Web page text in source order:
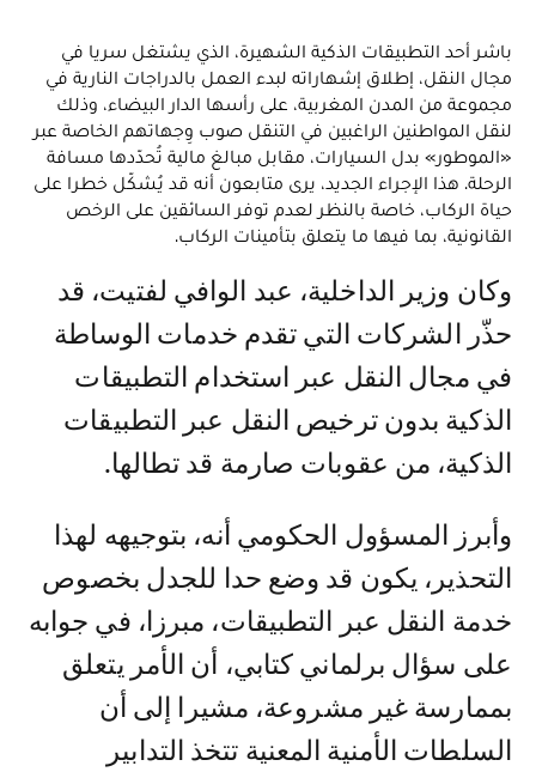
باشر أحد التطبيقات الذكية الشهيرة، الذي يشتغل سريا في
مجال النقل، إطلاق إشهاراته لبدء العمل بالدراجات النارية في
مجموعة من المدن المغربية، على رأسها الدار البيضاء، وذلك
لنقل المواطنين الراغبين في التنقل صوب وِجهاتهم الخاصة عبر
«الموطور» بدل السيارات، مقابل مبالغ مالية تُحدّدها مسافة
الرحلة. هذا الإجراء الجديد، يرى متابعون أنه قد يُشكّل خطرا على
حياة الركاب، خاصة بالنظر لعدم توفر السائقين على الرخص
القانونية، بما فيها ما يتعلق بتأمينات الركاب.
وكان وزير الداخلية، عبد الوافي لفتيت، قد
حذّر الشركات التي تقدم خدمات الوساطة
في مجال النقل عبر استخدام التطبيقات
الذكية بدون ترخيص النقل عبر التطبيقات
الذكية، من عقوبات صارمة قد تطالها.
وأبرز المسؤول الحكومي أنه، بتوجيهه لهذا
التحذير، يكون قد وضع حدا للجدل بخصوص
خدمة النقل عبر التطبيقات، مبرزا، في جوابه
على سؤال برلماني كتابي، أن الأمر يتعلق
بممارسة غير مشروعة، مشيرا إلى أن
السلطات الأمنية المعنية تتخذ التدابير